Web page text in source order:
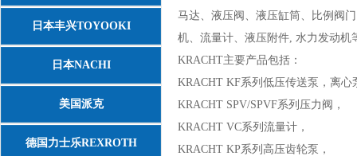
ASCO/NUMATICS/JOUCOMATIC
日本丰兴TOYOOKI
日本NACHI
美国派克
德国力士乐REXROTH
马达、液压阀、液压缸筒、比例阀
机、流量计、液压附件, 水力发动机
KRACHT主要产品包括：
KRACHT KF系列低压传送泵，离心
KRACHT SPV/SPVF系列压力阀，
KRACHT VC系列流量计，
KRACHT KP系列高压齿轮泵，